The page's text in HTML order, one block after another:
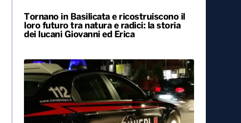
Tornano in Basilicata e ricostruiscono il
loro futuro tra natura e radici: la storia
dei lucani Giovanni ed Erica